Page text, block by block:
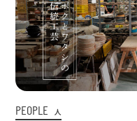
PEOPLE 人